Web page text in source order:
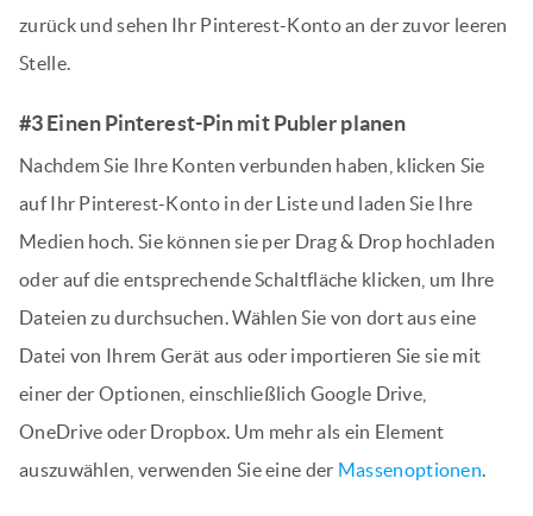
zurück und sehen Ihr Pinterest-Konto an der zuvor leeren
Stelle.
#3 Einen Pinterest-Pin mit Publer planen
Nachdem Sie Ihre Konten verbunden haben, klicken Sie
auf Ihr Pinterest-Konto in der Liste und laden Sie Ihre
Medien hoch. Sie können sie per Drag & Drop hochladen
oder auf die entsprechende Schaltfläche klicken, um Ihre
Dateien zu durchsuchen. Wählen Sie von dort aus eine
Datei von Ihrem Gerät aus oder importieren Sie sie mit
einer der Optionen, einschließlich Google Drive,
OneDrive oder Dropbox. Um mehr als ein Element
auszuwählen, verwenden Sie eine der Massenoptionen.